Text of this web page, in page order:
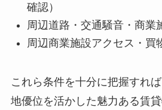
確認）
周辺道路・交通騒音・商業
周辺商業施設アクセス・買
これら条件を十分に把握すれ
地優位を活かした魅力ある賃